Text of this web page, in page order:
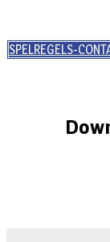
SPELREGELS-